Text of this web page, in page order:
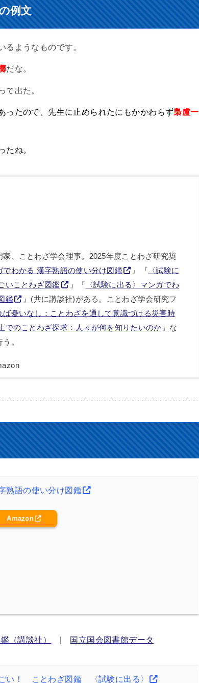
例文
るようなものです。
だな。
て出た。
ったので、先生に止められたにもかかわらず梟盧一
たね。
家、ことわざ学会理事。2025年度ことわざ研究奨
でわかる 漢字熟語の使い分け図鑑 』『 〈試験に
いことわざ図鑑
』『 〈試験に出る〉マンガでわ
鑑
』(共に講談社)がある。ことわざ学会研究フ
ば憂いなし：ことわざを通して意識づける災害時
でのことわざ探求：人々が何を知りたいのか 」な
。
熟語の使い分け図鑑
Amazon
（講談社） | 国立国会図書館データ
い！ ことわざ図鑑 〈試験に出る〉